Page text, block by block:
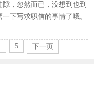
，忽然而已，没想到也到
下写求职信的事情了哦。
职信吧，以下...
5
下一页